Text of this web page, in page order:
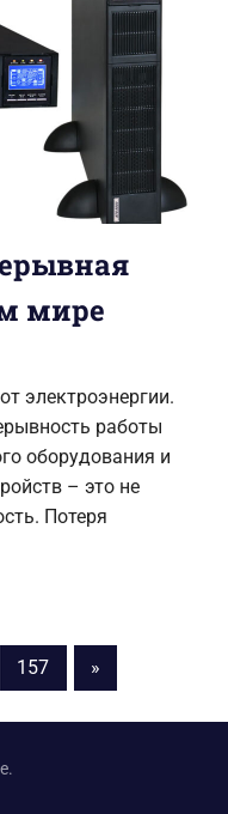
мире
электроэнергии.
работы
оборудования и
– это не
Потеря
157
Следующие
записи
»